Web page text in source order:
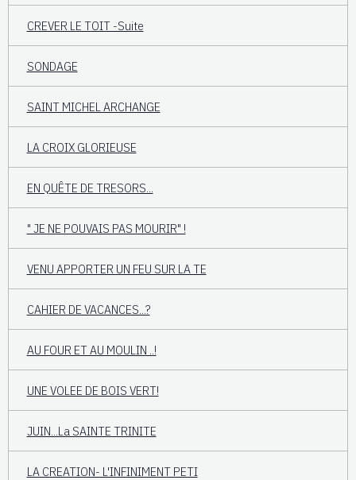
CREVER LE TOIT -Suite
SONDAGE
SAINT MICHEL ARCHANGE
LA CROIX GLORIEUSE
EN QUÊTE DE TRESORS...
" JE NE POUVAIS PAS MOURIR" !
VENU APPORTER UN FEU SUR LA TE
CAHIER DE VACANCES...?
AU FOUR ET AU MOULIN ..!
UNE VOLEE DE BOIS VERT!
JUIN...La SAINTE TRINITE
LA CREATION- L'INFINIMENT PETI